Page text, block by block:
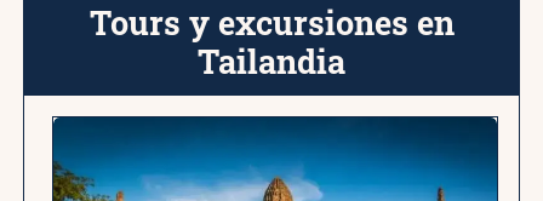
Tours y excursiones en
Tailandia